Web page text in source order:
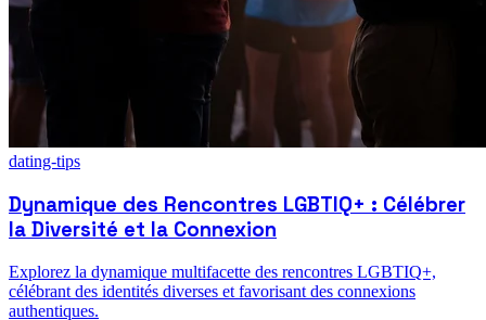
dating-tips
Dynamique des Rencontres LGBTIQ+ : Célébrer
la Diversité et la Connexion
Explorez la dynamique multifacette des rencontres LGBTIQ+,
célébrant des identités diverses et favorisant des connexions
authentiques.